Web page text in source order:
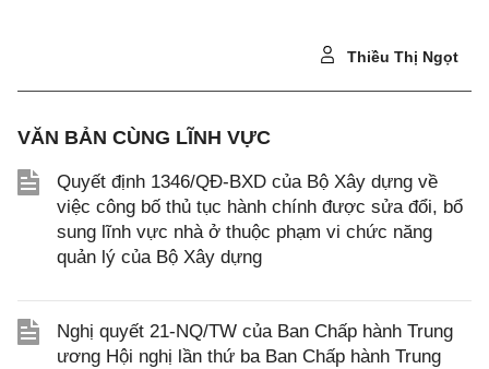
Thiều Thị Ngọt
VĂN BẢN CÙNG LĨNH VỰC
Quyết định 1346/QĐ-BXD của Bộ Xây dựng về
việc công bố thủ tục hành chính được sửa đổi, bổ
sung lĩnh vực nhà ở thuộc phạm vi chức năng
quản lý của Bộ Xây dựng
Nghị quyết 21-NQ/TW của Ban Chấp hành Trung
ương Hội nghị lần thứ ba Ban Chấp hành Trung